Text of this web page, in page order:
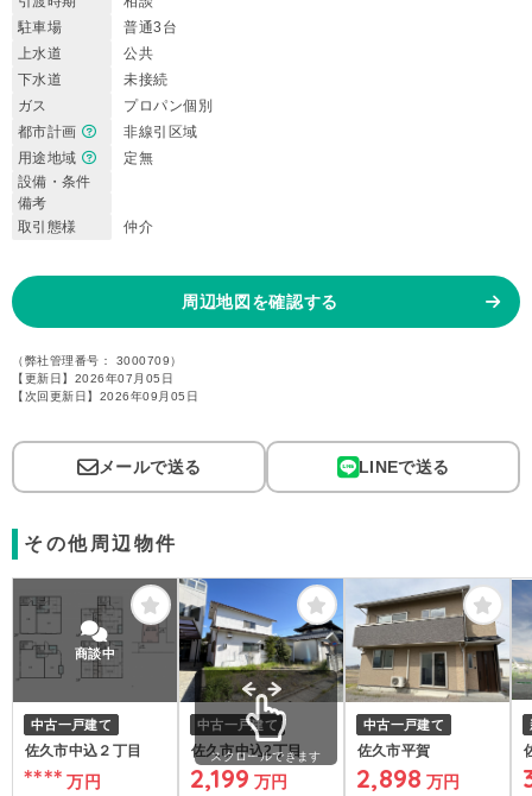
駐車場
普通3台
上水道
公共
下水道
未接続
ガス
プロパン個別
都市計画
非線引区域
用途地域
定無
設備・条件
備考
取引態様
仲介
周辺地図を確認する
（弊社管理番号： 3000709）
【更新日】2026年07月05日
【次回更新日】2026年09月05日
メールで送る LINEで送る
その他周辺物件
商談中
中古一戸建て
佐久市中込２丁目
**** 万円
中古一戸建て
佐久市中込2丁目
2,199 万円
中古一戸建て
佐久市平賀
2,898 万円
スクロールできます